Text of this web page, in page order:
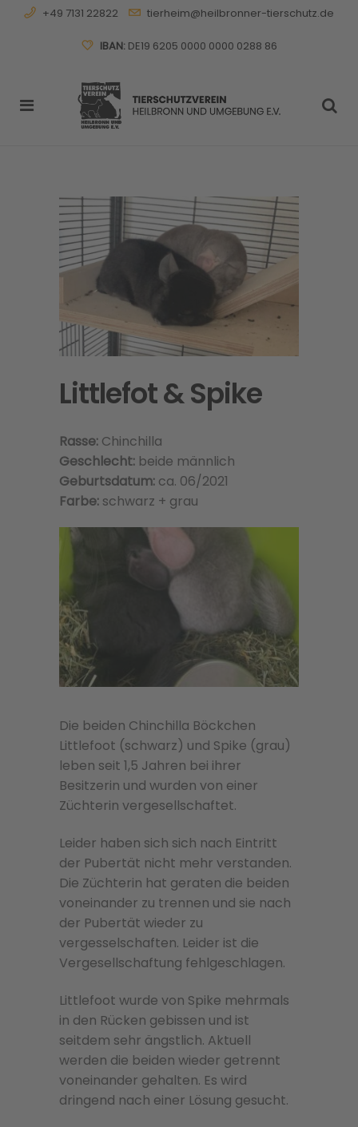
+49 7131 22822 tierheim@heilbronner-tierschutz.de
IBAN:DE19 6205 0000 0000 0288 86
Littlefot & Spike
Rasse: Chinchilla
Geschlecht: beide männlich
Geburtsdatum: ca. 06/2021
Farbe: schwarz + grau
Die beiden Chinchilla Böckchen
Littlefoot (schwarz) und Spike (grau)
leben seit 1,5 Jahren bei ihrer
Besitzerin und wurden von einer
Züchterin vergesellschaftet.
Leider haben sich sich nach Eintritt
der Pubertät nicht mehr verstanden.
Die Züchterin hat geraten die beiden
voneinander zu trennen und sie nach
der Pubertät wieder zu
vergesselschaften. Leider ist die
Vergesellschaftung fehlgeschlagen.
Littlefoot wurde von Spike mehrmals
in den Rücken gebissen und ist
seitdem sehr ängstlich. Aktuell
werden die beiden wieder getrennt
voneinander gehalten. Es wird
dringend nach einer Lösung gesucht.